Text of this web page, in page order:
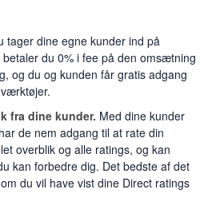
tager dine egne kunder ind på
du 0% i fee på den omsætning
og du og kunden får gratis adgang
fra dine kunder. Med dine kunder
de nem adgang til at rate din
overblik og alle ratings, og kan
kan forbedre dig. Det bedste af det
du vil have vist dine Direct ratings